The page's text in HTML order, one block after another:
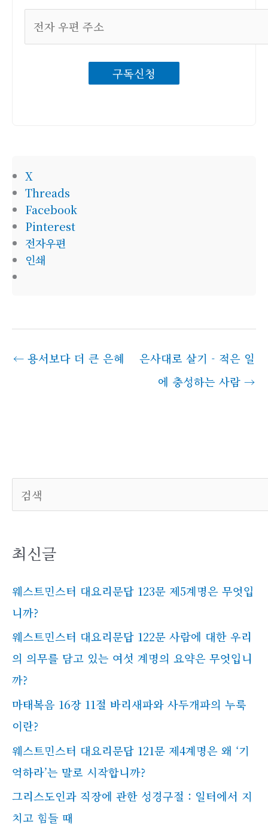
구독신청
X
Threads
Facebook
Pinterest
전자우편
인쇄
← 용서보다 더 큰 은혜
은사대로 살기 - 적은 일
에 충성하는 사람 →
검색
최신글
웨스트민스터 대요리문답 123문 제5계명은 무엇입
니까?
웨스트민스터 대요리문답 122문 사람에 대한 우리
의 의무를 담고 있는 여섯 계명의 요약은 무엇입니
까?
마태복음 16장 11절 바리새파와 사두개파의 누룩
이란?
웨스트민스터 대요리문답 121문 제4계명은 왜 ‘기
억하라’는 말로 시작합니까?
그리스도인과 직장에 관한 성경구절 : 일터에서 지
치고 힘들 때